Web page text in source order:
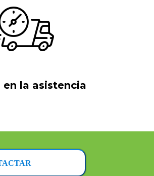
en la asistencia